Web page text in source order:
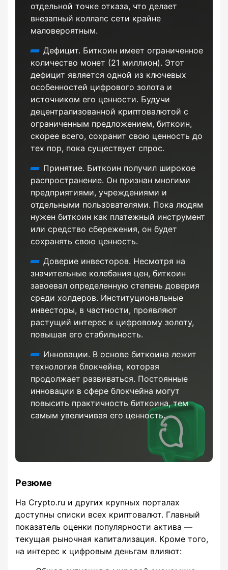
отдельной точке отказа, что делает
внезапный коллапс сети крайне
маловероятным.
Дефицит. Биткоин имеет ограниченное
количество монет (21 миллион). Этот
дефицит является одной из ключевых
особенностей цифрового золота и
источником его ценности. Будучи
децентрализованной криптовалютой с
ограниченным предложением, биткоин,
скорее всего, сохранит свою ценность до
тех пор, пока существует спрос.
Принятие. Биткоин получил широкое
распространение. Он признан многими
предприятиями, учреждениями и
отдельными пользователями. Пока людям
нужен биткоин как платежный инструмент
или средство сбережения, он будет
сохранять свою ценность.
Доверие инвесторов. Несмотря на
значительные колебания цен, биткоин
завоевал определенную степень доверия
среди холдеров. Институциональные
инвесторы, в частности, проявляют
растущий интерес к цифровому золоту,
повышая его стабильность.
Инновации. В основе биткоина лежит
технология блокчейна, которая
продолжает развиваться. Постоянные
инновации в сфере блокчейна могут
повысить практичность биткоина, тем
самым увеличивая его ценность.
Резюме
На Crypto.ru и других крупных порталах
доступны списки всех криптовалют. Главный
показатель оценки популярности актива ―
текущая рыночная капитализация. Кроме того,
на интерес к цифровым деньгам влияют: